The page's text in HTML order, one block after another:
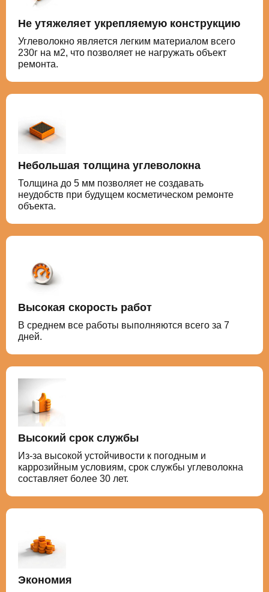
Не утяжеляет укрепляемую конструкцию
Углеволокно является легким материалом всего
230г на м2, что позволяет не нагружать объект
ремонта.
Небольшая толщина углеволокна
Толщина до 5 мм позволяет не создавать
неудобств при будущем косметическом ремонте
объекта.
Высокая скорость работ
В среднем все работы выполняются всего за 7
дней.
Высокий срок службы
Из-за высокой устойчивости к погодным и
каррозийным условиям, срок службы углеволокна
составляет более 30 лет.
Экономия